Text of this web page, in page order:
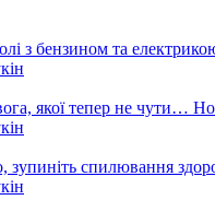
з бензином та
якої тепер не чути…
зупиніть спилювання